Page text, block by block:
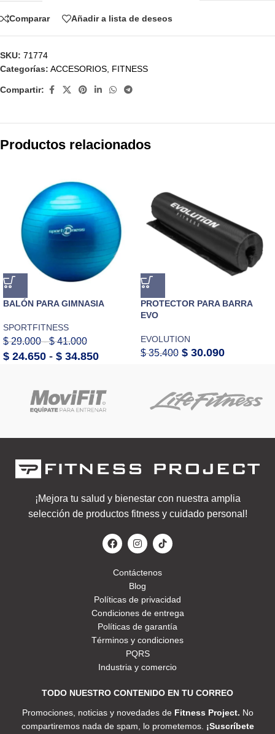
Comparar Añadir a lista de deseos
SKU: 71774
Categorías: ACCESORIOS FITNESS
Compartir:
Productos relacionados
BALÓN PARA GIMNASIA
SPORTFITNESS
$29.000 - $41.000
$ 24.650 - $ 34.850
PROTECTOR PARA BARRA
EVO
EVOLUTION
$35.400 $ 30.090
¡Mejora tu salud y bienestar con nuestra amplia
selección de productos fitness y cuidado personal!
Contáctenos
Blog
Políticas de privacidad
Condiciones de entrega
Políticas de garantía
Términos y condiciones
PQRS
Industria y comercio
TODO NUESTRO CONTENIDO EN TU CORREO
Promociones, noticias y novedades de Fitness Project. No
compartiremos nada de spam, lo prometemos. ¡Suscríbete